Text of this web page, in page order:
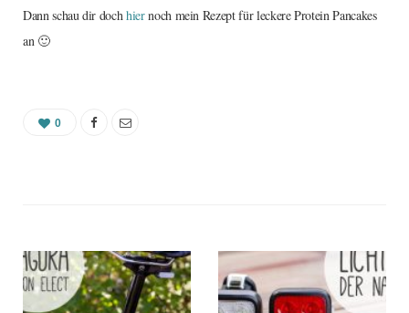
Dann schau dir dochhiernoch mein Rezept für leckere Protein Pancakes
an 🙂
0